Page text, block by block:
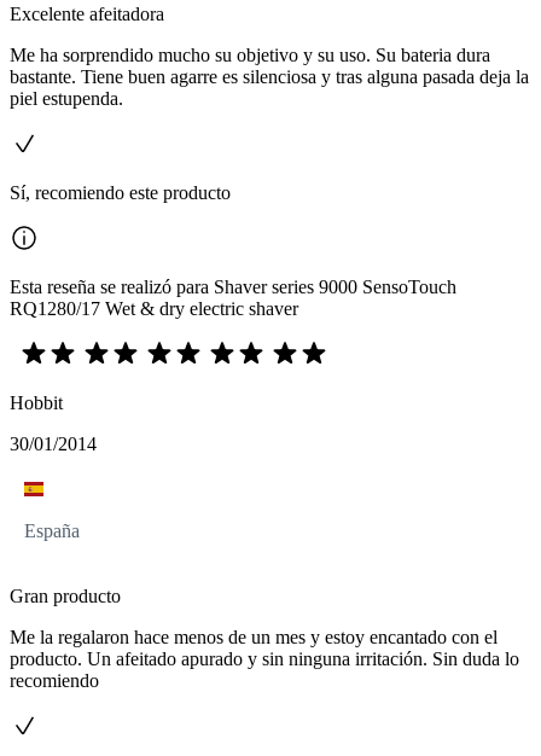
Excelente afeitadora
Me ha sorprendido mucho su objetivo y su uso. Su bateria dura
bastante. Tiene buen agarre es silenciosa y tras alguna pasada deja la
piel estupenda.
Sí, recomiendo este producto
Esta reseña se realizó para Shaver series 9000 SensoTouch
RQ1280/17 Wet & dry electric shaver
Hobbit
30/01/2014
España
Gran producto
Me la regalaron hace menos de un mes y estoy encantado con el
producto. Un afeitado apurado y sin ninguna irritación. Sin duda lo
recomiendo